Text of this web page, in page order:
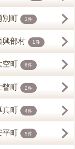
別町 3件
興部村 1件
空町 6件
瞥町 2件
真町 4件
平町 5件